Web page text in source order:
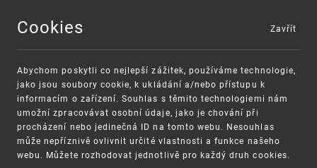
MENU
Cookies
Abychom poskytli co nejlepší zážitek, používáme technologie,
jako jsou soubory cookie, k ukládání a/nebo přístupu k
informacím o zařízení. Souhlas s těmito technologiemi nám
umožní zpracovávat osobní údaje, jako je chování při
procházení nebo jedinečná ID na tomto webu. Nesouhlas
může nepříznivě ovlivnit určité vlastnosti a funkce našeho
webu. Můžete rozhodovat jednotlivě pro každý druh cookies.
Zavřít